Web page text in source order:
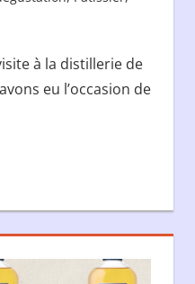
à la distillerie de
eu l’occasion de